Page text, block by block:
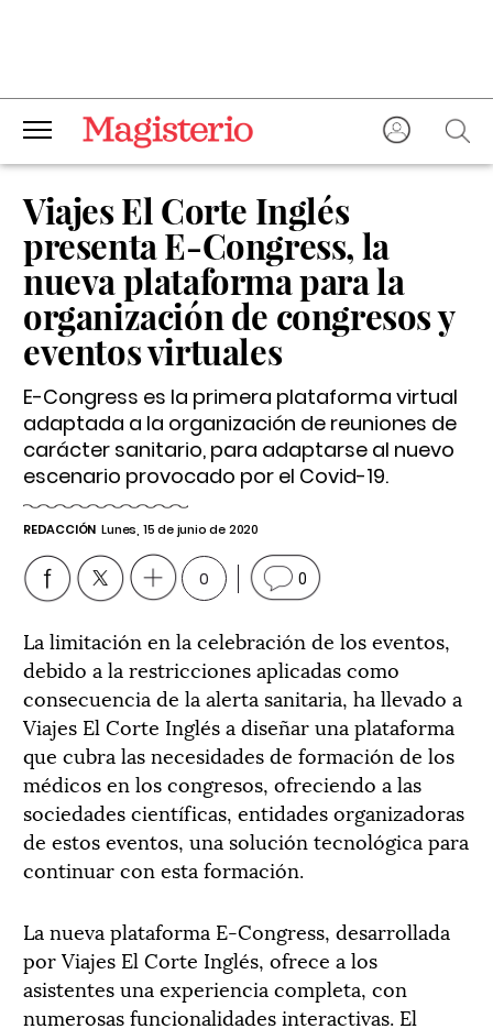
Viajes El Corte Inglés
presenta E-Congress, la
nueva plataforma para la
organización de congresos y
eventos virtuales
E-Congress es la primera plataforma virtual
adaptada a la organización de reuniones de
carácter sanitario, para adaptarse al nuevo
escenario provocado por el Covid-19.
REDACCIÓN Lunes, 15 de junio de 2020
0 0
La limitación en la celebración de los eventos,
debido a la restricciones aplicadas como
consecuencia de la alerta sanitaria, ha llevado a
Viajes El Corte Inglés a diseñar una plataforma
que cubra las necesidades de formación de los
médicos en los congresos, ofreciendo a las
sociedades científicas, entidades organizadoras
de estos eventos, una solución tecnológica para
continuar con esta formación.
La nueva plataforma E-Congress, desarrollada
por Viajes El Corte Inglés, ofrece a los
asistentes una experiencia completa, con
numerosas funcionalidades interactivas. El